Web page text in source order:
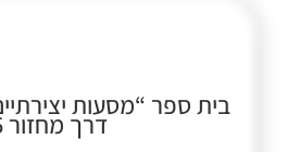
בית ספר “מסעות
דרך מחזור 5”